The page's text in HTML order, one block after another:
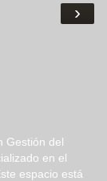
›
Gestión del
en el
espacio está